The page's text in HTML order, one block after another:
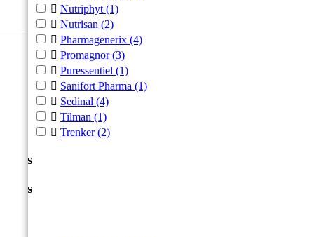
 Nutriphyt (1)
 Nutrisan (2)
 Pharmagenerix (4)
 Promagnor(3)
 Puressentiel (1)
 Sanifort Pharma (1)
 Sedinal (4)
 Tilman (1)
 Trenker(2)
Prijs
Prijs